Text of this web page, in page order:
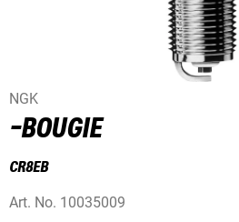
NGK
-BOUGIE
CR8EB
Art. No. 10035009